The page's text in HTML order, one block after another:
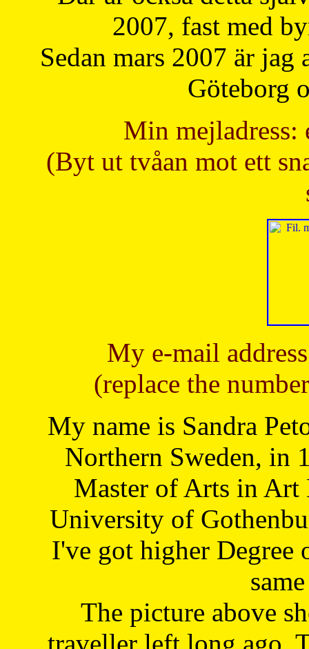
2007, fast med
Sedan mars 2007 är
Göteborg
Min mejladress:
(Byt ut tvåan mot ett
My e-mail
(replace the
My name is Sandra
Northern Sweden, in
Master of Arts in Art
University of
I've got higher Degree
The picture above